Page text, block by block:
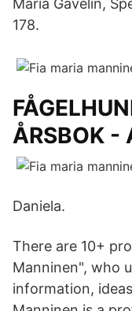
Maria Gavelin,
178.
ÅRSBOK -
Daniela.
There are 10+
Manninen", who
information,